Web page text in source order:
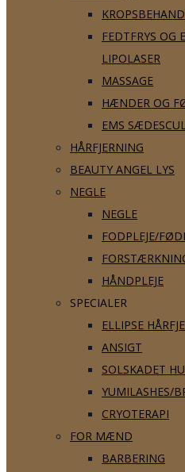
FEDTFRYS OG
LIPOLASER
MASSAGE
HÆNDER OG
EMS
HÅRFJERNING
BEAUTY ANGEL LYS
NEGLE
NEGLE
FODPLEJE/
HÅNDPLEJE
SPECIALER
ELLIPSE
ANSIGT
SOLSKADET
YUMILASHES/
CRYOTERAPI
FOR MÆND
BARBERING